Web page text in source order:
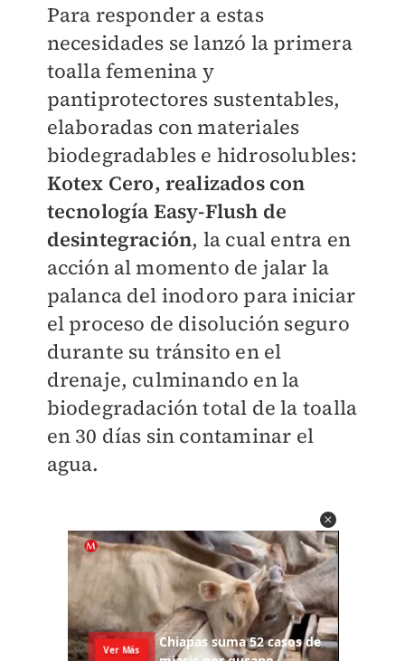
Para responder a estas
necesidades se lanzó la primera
toalla femenina y
pantiprotectores sustentables,
elaboradas con materiales
biodegradables e hidrosolubles:
Kotex Cero, realizados con
tecnología Easy-Flush de
desintegración, la cual entra en
acción al momento de jalar la
palanca del inodoro para iniciar
el proceso de disolución seguro
durante su tránsito en el
drenaje, culminando en la
biodegradación total de la toalla
en 30 días sin contaminar el
agua.